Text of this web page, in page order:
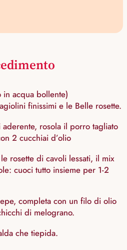
acqua bollente)
finissimi e le Belle rosette.
aderente, rosola il porro tagliato
2 cucchiai d’olio
rosette di cavoli lessati, il mix
cuoci tutto insieme per 1-2
completa con un filo di olio
di melograno.
che tiepida.